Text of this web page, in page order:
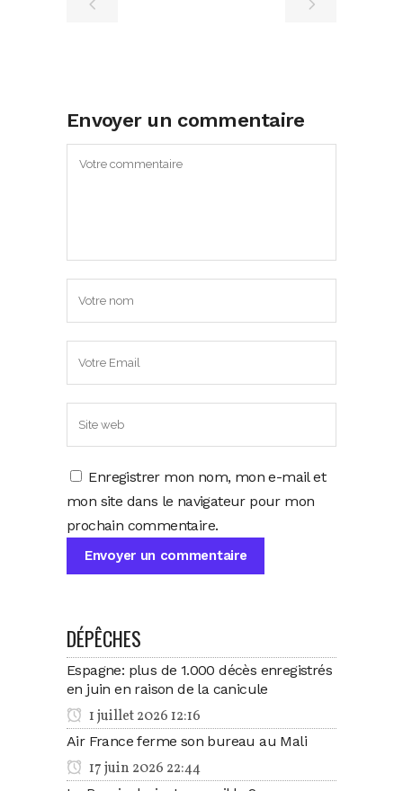
Envoyer un commentaire
Enregistrer mon nom, mon e-mail et
mon site dans le navigateur pour mon
prochain commentaire.
DÉPÊCHES
Espagne: plus de 1.000 décès enregistrés
en juin en raison de la canicule
1 juillet 2026 12:16
Air France ferme son bureau au Mali
17 juin 2026 22:44